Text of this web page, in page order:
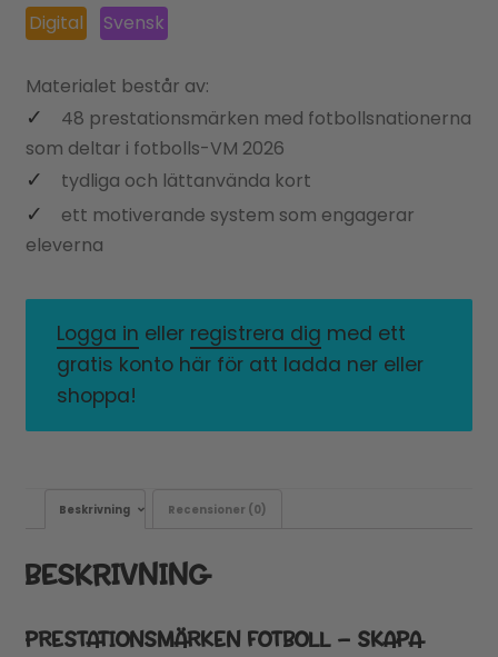
Digital Svensk
Materialet består av:
48 prestationsmärken med fotbollsnationerna
som deltar i fotbolls-VM 2026
tydliga och lättanvända kort
ett motiverande system som engagerar
eleverna
Logga in eller registrera dig med ett
gratis konto här för att ladda ner eller
shoppa!
Beskrivning Recensioner (0)
BESKRIVNING
PRESTATIONSMÄRKEN FOTBOLL – SKAPA